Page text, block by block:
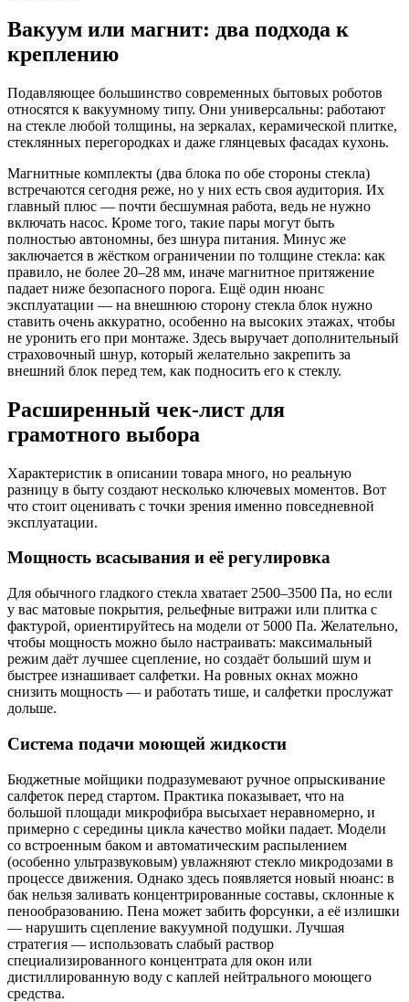
Вакуум или магнит: два подхода к
креплению
Подавляющее большинство современных бытовых роботов
относятся к вакуумному типу. Они универсальны: работают
на стекле любой толщины, на зеркалах, керамической плитке,
стеклянных перегородках и даже глянцевых фасадах кухонь.
Магнитные комплекты (два блока по обе стороны стекла)
встречаются сегодня реже, но у них есть своя аудитория. Их
главный плюс — почти бесшумная работа, ведь не нужно
включать насос. Кроме того, такие пары могут быть
полностью автономны, без шнура питания. Минус же
заключается в жёстком ограничении по толщине стекла: как
правило, не более 20–28 мм, иначе магнитное притяжение
падает ниже безопасного порога. Ещё один нюанс
эксплуатации — на внешнюю сторону стекла блок нужно
ставить очень аккуратно, особенно на высоких этажах, чтобы
не уронить его при монтаже. Здесь выручает дополнительный
страховочный шнур, который желательно закрепить за
внешний блок перед тем, как подносить его к стеклу.
Расширенный чек‑лист для
грамотного выбора
Характеристик в описании товара много, но реальную
разницу в быту создают несколько ключевых моментов. Вот
что стоит оценивать с точки зрения именно повседневной
эксплуатации.
Мощность всасывания и её регулировка
Для обычного гладкого стекла хватает 2500–3500 Па, но если
у вас матовые покрытия, рельефные витражи или плитка с
фактурой, ориентируйтесь на модели от 5000 Па. Желательно,
чтобы мощность можно было настраивать: максимальный
режим даёт лучшее сцепление, но создаёт больший шум и
быстрее изнашивает салфетки. На ровных окнах можно
снизить мощность — и работать тише, и салфетки прослужат
дольше.
Система подачи моющей жидкости
Бюджетные мойщики подразумевают ручное опрыскивание
салфеток перед стартом. Практика показывает, что на
большой площади микрофибра высыхает неравномерно, и
примерно с середины цикла качество мойки падает. Модели
со встроенным баком и автоматическим распылением
(особенно ультразвуковым) увлажняют стекло микродозами в
процессе движения. Однако здесь появляется новый нюанс: в
бак нельзя заливать концентрированные составы, склонные к
пенообразованию. Пена может забить форсунки, а её излишки
— нарушить сцепление вакуумной подушки. Лучшая
стратегия — использовать слабый раствор
специализированного концентрата для окон или
дистиллированную воду с каплей нейтрального моющего
средства.